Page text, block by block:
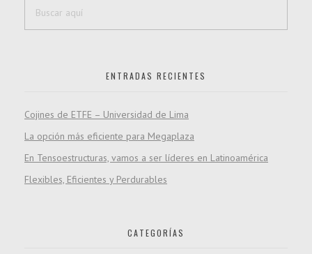
ENTRADAS RECIENTES
Cojines de ETFE – Universidad de Lima
La opción más eficiente para Megaplaza
En Tensoestructuras, vamos a ser líderes en Latinoamérica
Flexibles, Eficientes y Perdurables
CATEGORÍAS